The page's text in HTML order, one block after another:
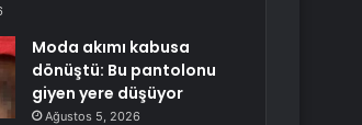
Moda akımı kabusa
dönüştü: Bu pantolonu
giyen yere düşüyor
Ağustos 5, 2026